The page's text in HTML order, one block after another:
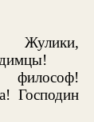
Господин